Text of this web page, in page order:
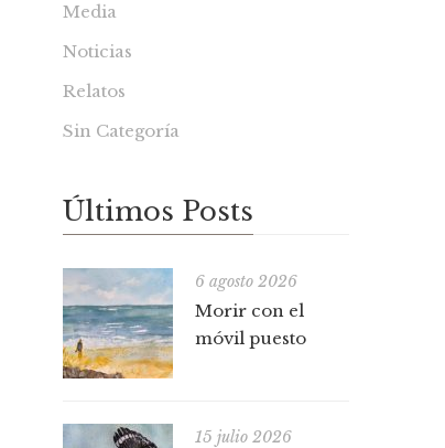
Media
Noticias
Relatos
Sin Categoría
Últimos Posts
6 agosto 2026
Morir con el
móvil puesto
15 julio 2026